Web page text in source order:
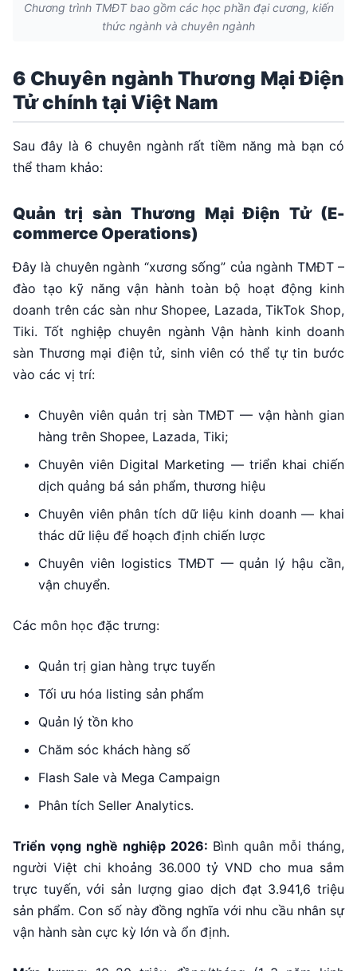
Chương trình TMĐT bao gồm các học phần đại cương, kiến
thức ngành và chuyên ngành
6 Chuyên ngành Thương Mại Điện
Tử chính tại Việt Nam
Sau đây là 6 chuyên ngành rất tiềm năng mà bạn có
thể tham khảo:
Quản trị sàn Thương Mại Điện Tử (E-
commerce Operations)
Đây là chuyên ngành “xương sống” của ngành TMĐT –
đào tạo kỹ năng vận hành toàn bộ hoạt động kinh
doanh trên các sàn như Shopee, Lazada, TikTok Shop,
Tiki. Tốt nghiệp chuyên ngành Vận hành kinh doanh
sàn Thương mại điện tử, sinh viên có thể tự tin bước
vào các vị trí:
Chuyên viên quản trị sàn TMĐT — vận hành gian
hàng trên Shopee, Lazada, Tiki;
Chuyên viên Digital Marketing — triển khai chiến
dịch quảng bá sản phẩm, thương hiệu
Chuyên viên phân tích dữ liệu kinh doanh — khai
thác dữ liệu để hoạch định chiến lược
Chuyên viên logistics TMĐT — quản lý hậu cần,
vận chuyển.
Các môn học đặc trưng:
Quản trị gian hàng trực tuyến
Tối ưu hóa listing sản phẩm
Quản lý tồn kho
Chăm sóc khách hàng số
Flash Sale và Mega Campaign
Phân tích Seller Analytics.
Triển vọng nghề nghiệp 2026: Bình quân mỗi tháng,
người Việt chi khoảng 36.000 tỷ VND cho mua sắm
trực tuyến, với sản lượng giao dịch đạt 3.941,6 triệu
sản phẩm. Con số này đồng nghĩa với nhu cầu nhân sự
vận hành sàn cực kỳ lớn và ổn định.